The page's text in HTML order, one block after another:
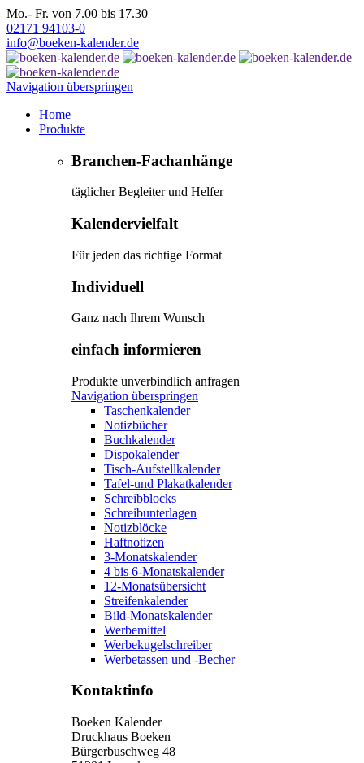
Mo.- Fr. von 7.00 bis 17.30
02171 94103-0
info@boeken-kalender.de
Navigation überspringen
Home
Produkte
Branchen-Fachanhänge
täglicher Begleiter und Helfer
Kalendervielfalt
Für jeden das richtige Format
Individuell
Ganz nach Ihrem Wunsch
einfach informieren
Produkte unverbindlich anfragen
Navigation überspringen
Taschenkalender
Notizbücher
Buchkalender
Dispokalender
Tisch-Aufstellkalender
Tafel-und Plakatkalender
Schreibblocks
Schreibunterlagen
Notizblöcke
Haftnotizen
3-Monatskalender
4 bis 6-Monatskalender
12-Monatsübersicht
Streifenkalender
Bild-Monatskalender
Werbemittel
Werbekugelschreiber
Werbetassen und -Becher
Kontaktinfo
Boeken Kalender
Druckhaus Boeken
Bürgerbuschweg 48